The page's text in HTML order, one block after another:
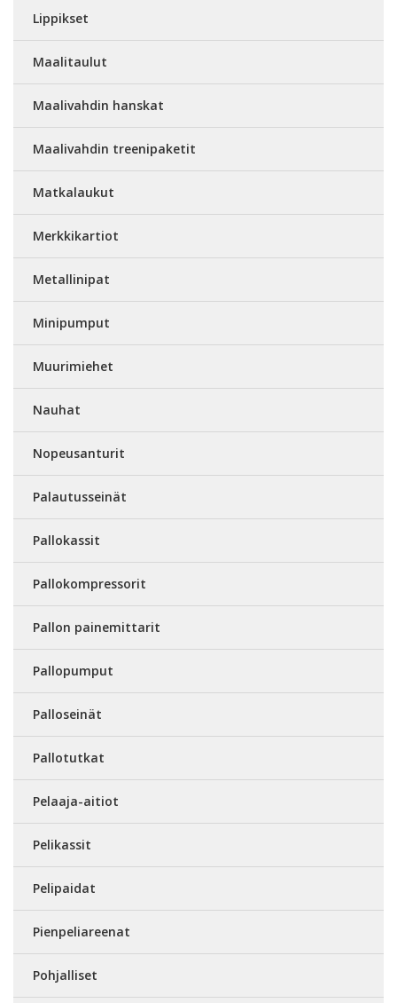
Lippikset
Maalitaulut
Maalivahdin hanskat
Maalivahdin treenipaketit
Matkalaukut
Merkkikartiot
Metallinipat
Minipumput
Muurimiehet
Nauhat
Nopeusanturit
Palautusseinät
Pallokassit
Pallokompressorit
Pallon painemittarit
Pallopumput
Palloseinät
Pallotutkat
Pelaaja-aitiot
Pelikassit
Pelipaidat
Pienpeliareenat
Pohjalliset